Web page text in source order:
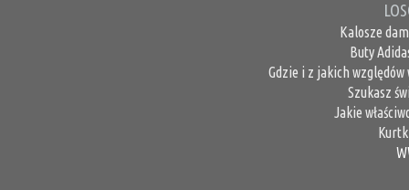
Kalosze
Buty
Gdzie i z jakich
Szukasz
Jakie